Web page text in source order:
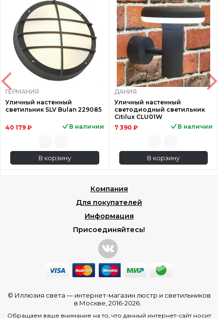
ГЕРМАНИЯ
Уличный настенный
светильник SLV Bulan 229085
40 179 ₽ В наличии
В корзину
ДАНИЯ
Уличный настенный
светодиодный светильник
Citilux CLU01W
7 390 ₽
В наличии
В корзину
Компания
Для покупателей
Информация
Присоединяйтесь!
© Иллюзия света — интернет-магазин люстр и светильников
в Москве , 2016-2026.
Обращаем ваше внимание на то, что данный интернет-сайт носит